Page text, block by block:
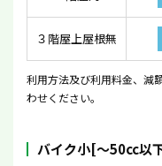
３階屋上屋根無
利用方法及び利用料金、減
わせください。
バイク小[〜50cc以